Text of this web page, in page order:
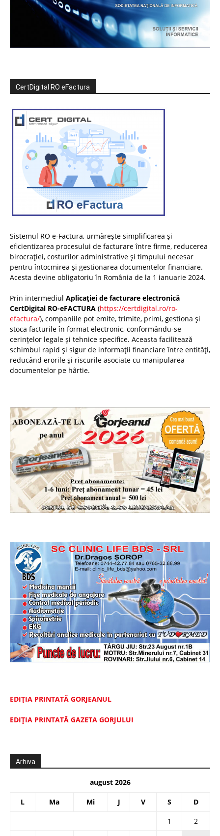
CertDigital RO eFactura
Sistemul RO e-Factura, urmărește simplificarea și
eficientizarea procesului de facturare între firme, reducerea
birocrației, costurilor administrative și timpului necesar
pentru întocmirea și gestionarea documentelor financiare.
Acesta devine obligatoriu în România de la 1 ianuarie 2024.
Prin intermediul Aplicației de facturare electronică
CertDigital RO-eFACTURA (https://certdigital.ro/ro-
efactura/), companiile pot emite, trimite, primi, gestiona și
stoca facturile în format electronic, conformându-se
cerințelor legale și tehnice specifice. Aceasta facilitează
schimbul rapid și sigur de informații financiare între entități,
reducând erorile și riscurile asociate cu manipularea
documentelor pe hârtie.
EDIȚIA PRINTATĂ GORJEANUL
EDIŢIA PRINTATĂ GAZETA GORJULUI
Arhiva
august 2026
L Ma Mi J V S D
1
2